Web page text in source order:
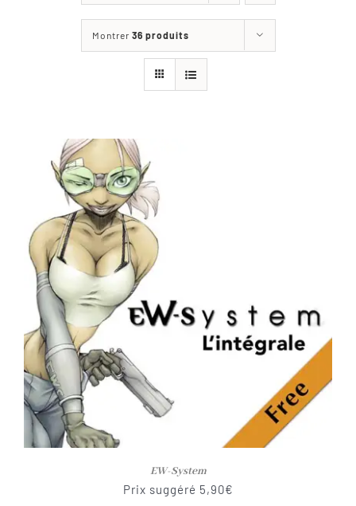
Contact
Montrer 36 produits
EW-System
Prix suggéré 5,90€